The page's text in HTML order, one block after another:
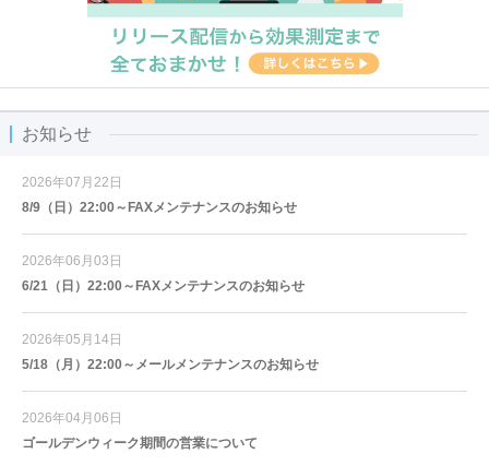
お知らせ
2026年07月22日
8/9（日）22:00～FAXメンテナンスのお知らせ
2026年06月03日
6/21（日）22:00～FAXメンテナンスのお知らせ
2026年05月14日
5/18（月）22:00～メールメンテナンスのお知らせ
2026年04月06日
ゴールデンウィーク期間の営業について